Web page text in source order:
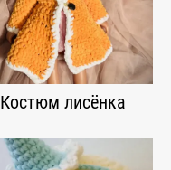
Костюм лисёнка